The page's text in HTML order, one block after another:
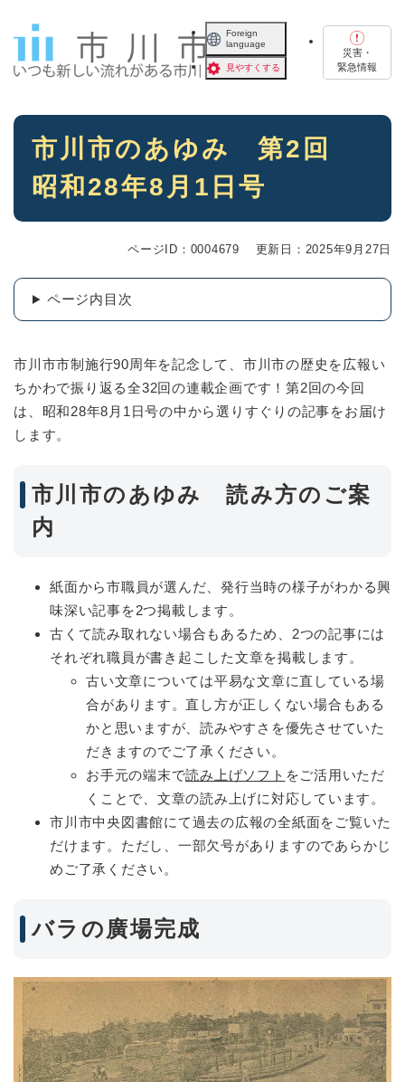
Foreign
language
見やすくする
災害・
緊急情報
本
市川市のあゆみ 第2回
昭和28年8月1日号
ページID：0004679 更新日：2025年9月27日
ページ内目次
市川市市制施行90周年を記念して、市川市の歴史を広報い
ちかわで振り返る全32回の連載企画です！第2回の今回
は、昭和28年8月1日号の中から選りすぐりの記事をお届け
します。
市川市のあゆみ 読み方のご案
内
紙面から市職員が選んだ、発行当時の様子がわかる興
味深い記事を2つ掲載します。
古くて読み取れない場合もあるため、2つの記事には
それぞれ職員が書き起こした文章を掲載します。
古い文章については平易な文章に直している場
合があります。直し方が正しくない場合もある
かと思いますが、読みやすさを優先させていた
だきますのでご了承ください。
お手元の端末で読み上げソフト をご活用いただ
くことで、文章の読み上げに対応しています。
市川市中央図書館にて過去の広報の全紙面をご覧いた
だけます。ただし、一部欠号がありますのであらかじ
めご了承ください。
バラの廣場完成